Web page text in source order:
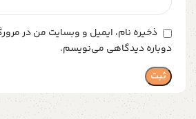
ذخیره نام، ایمیل و وبسایت من در
دوباره دیدگاهی می‌نویسم.